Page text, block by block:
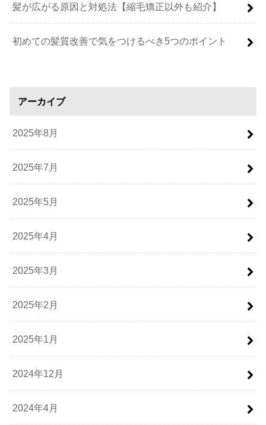
髪が広がる原因と対処法【縮毛矯正以外も紹介】
初めての髪質改善で気をつけるべき5つのポイント
アーカイブ
2025年8月
2025年7月
2025年5月
2025年4月
2025年3月
2025年2月
2025年1月
2024年12月
2024年4月